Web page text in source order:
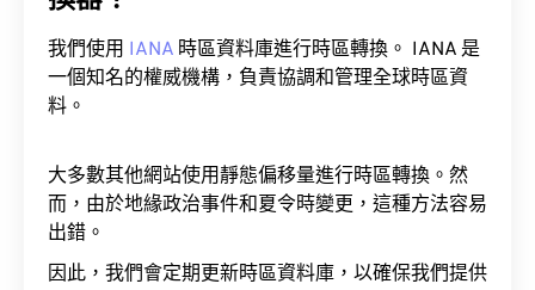
我們使用 IANA 時區資料庫進行時區轉換。 IANA 是
一個知名的權威機構，負責協調和管理全球時區資
料。
大多數其他網站使用靜態偏移量進行時區轉換。然
而，由於地緣政治事件和夏令時變更，這種方法容易
出錯。
因此，我們會定期更新時區資料庫，以確保我們提供